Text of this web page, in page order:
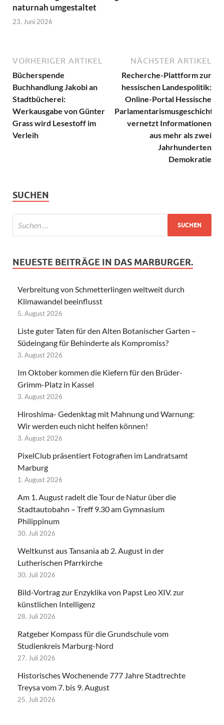
naturnah umgestaltet
23. Juni 2026
VORHERIGER ARTIKEL
Bücherspende
Buchhandlung Jakobi an
Stadtbücherei:
Werkausgabe von Günter
Grass wird Lesestoff im
Verleih
NÄCHSTER ARTIKEL
Recherche-Plattform zur
hessischen Landespolitik:
Online-Portal Hessische
Parlamentarismusgeschichte
vernetzt Informationen
aus mehr als zwei
Jahrhunderten
Demokratie
SUCHEN
NEUESTE BEITRÄGE IN DAS MARBURGER.
Verbreitung von Schmetterlingen weltweit durch
Klimawandel beeinflusst
5. August 2026
Liste guter Taten für den Alten Botanischer Garten –
Südeingang für Behinderte als Kompromiss?
3. August 2026
Im Oktober kommen die Kiefern für den Brüder-
Grimm-Platz in Kassel
3. August 2026
Hiroshima- Gedenktag mit Mahnung und Warnung:
Wir werden euch nicht helfen können!
3. August 2026
PixelClub präsentiert Fotografien im Landratsamt
Marburg
1. August 2026
Am 1. August radelt die Tour de Natur über die
Stadtautobahn – Treff 9.30 am Gymnasium
Philippinum
30. Juli 2026
Weltkunst aus Tansania ab 2. August in der
Lutherischen Pfarrkirche
30. Juli 2026
Bild-Vortrag zur Enzyklika von Papst Leo XIV. zur
künstlichen Intelligenz
28. Juli 2026
Ratgeber Kompass für die Grundschule vom
Studienkreis Marburg-Nord
27. Juli 2026
Historisches Wochenende 777 Jahre Stadtrechte
Treysa vom 7. bis 9. August
25. Juli 2026